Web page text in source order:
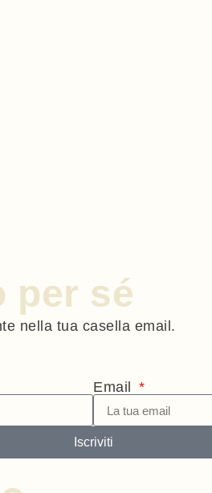
per sé
nella tua casella email.
Email
Iscriviti